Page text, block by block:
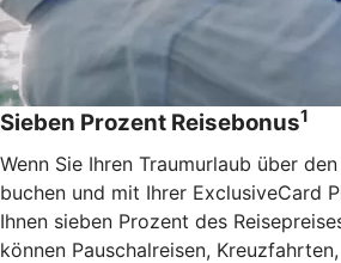
Sieben Prozent Reisebonus1
Wenn Sie Ihren Traumurlaub über
buchen und mit Ihrer ExclusiveCard
Ihnen sieben Prozent des
können Pauschalreisen,